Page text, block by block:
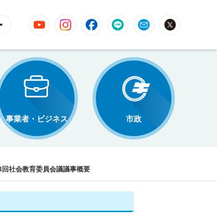
YouTube InstagramFacebookLINE Mail
事業者・ビジネス 市政
社会教育委員会議議事概要